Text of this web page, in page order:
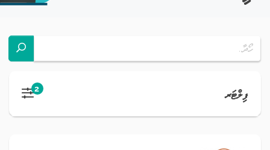
ފިލްޓަރ 2